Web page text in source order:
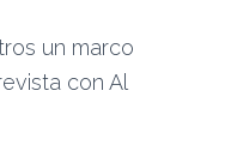
un marco
con Al